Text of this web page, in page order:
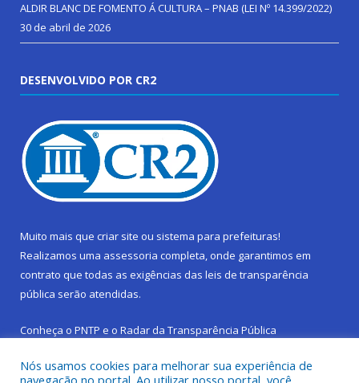
ALDIR BLANC DE FOMENTO Á CULTURA – PNAB (LEI Nº 14.399/2022)
30 de abril de 2026
DESENVOLVIDO POR CR2
Muito mais que criar site ou sistema para prefeituras!
Realizamos uma assessoria completa, onde garantimos em
contrato que todas as exigências das leis de transparência
pública serão atendidas.
Conheça o PNTP e o Radar da Transparência Pública
Nós usamos cookies para melhorar sua experiência de
navegação no portal. Ao utilizar nosso portal, você